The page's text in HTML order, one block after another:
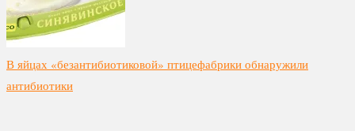
В яйцах «безантибиотиковой» птицефабрики обнаружили
антибиотики